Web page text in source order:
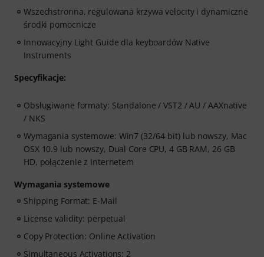
Wszechstronna, regulowana krzywa velocity i dynamiczne
środki pomocnicze
Innowacyjny Light Guide dla keyboardów Native
Instruments
Specyfikacje:
Obsługiwane formaty: Standalone / VST2 / AU / AAXnative
/ NKS
Wymagania systemowe: Win7 (32/64-bit) lub nowszy, Mac
OSX 10.9 lub nowszy, Dual Core CPU, 4 GB RAM, 26 GB
HD, połączenie z Internetem
Wymagania systemowe
Shipping Format: E-Mail
License validity: perpetual
Copy Protection: Online Activation
Simultaneous Activations: 2